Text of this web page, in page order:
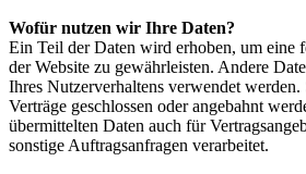
Wofür nutzen wir Ihre Daten?
Ein Teil der Daten wird erhoben, um eine
der Website zu gewährleisten. Andere
Ihres Nutzerverhaltens verwendet
Verträge geschlossen oder angebahnt
übermittelten Daten auch für
sonstige Auftragsanfragen verarbeitet.